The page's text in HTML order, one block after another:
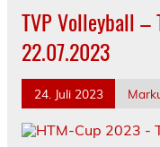
TVP Volleyball –
22.07.2023
24. Juli 2023